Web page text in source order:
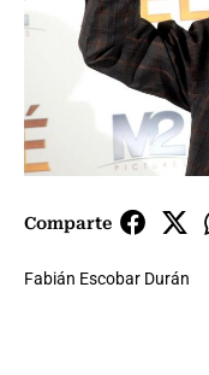
Comparte
Fabián Escobar Durán